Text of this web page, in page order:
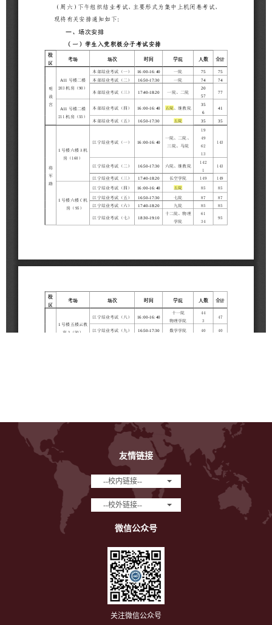
友情链接
--校内链接--
--校外链接--
微信公众号
关注微信公众号